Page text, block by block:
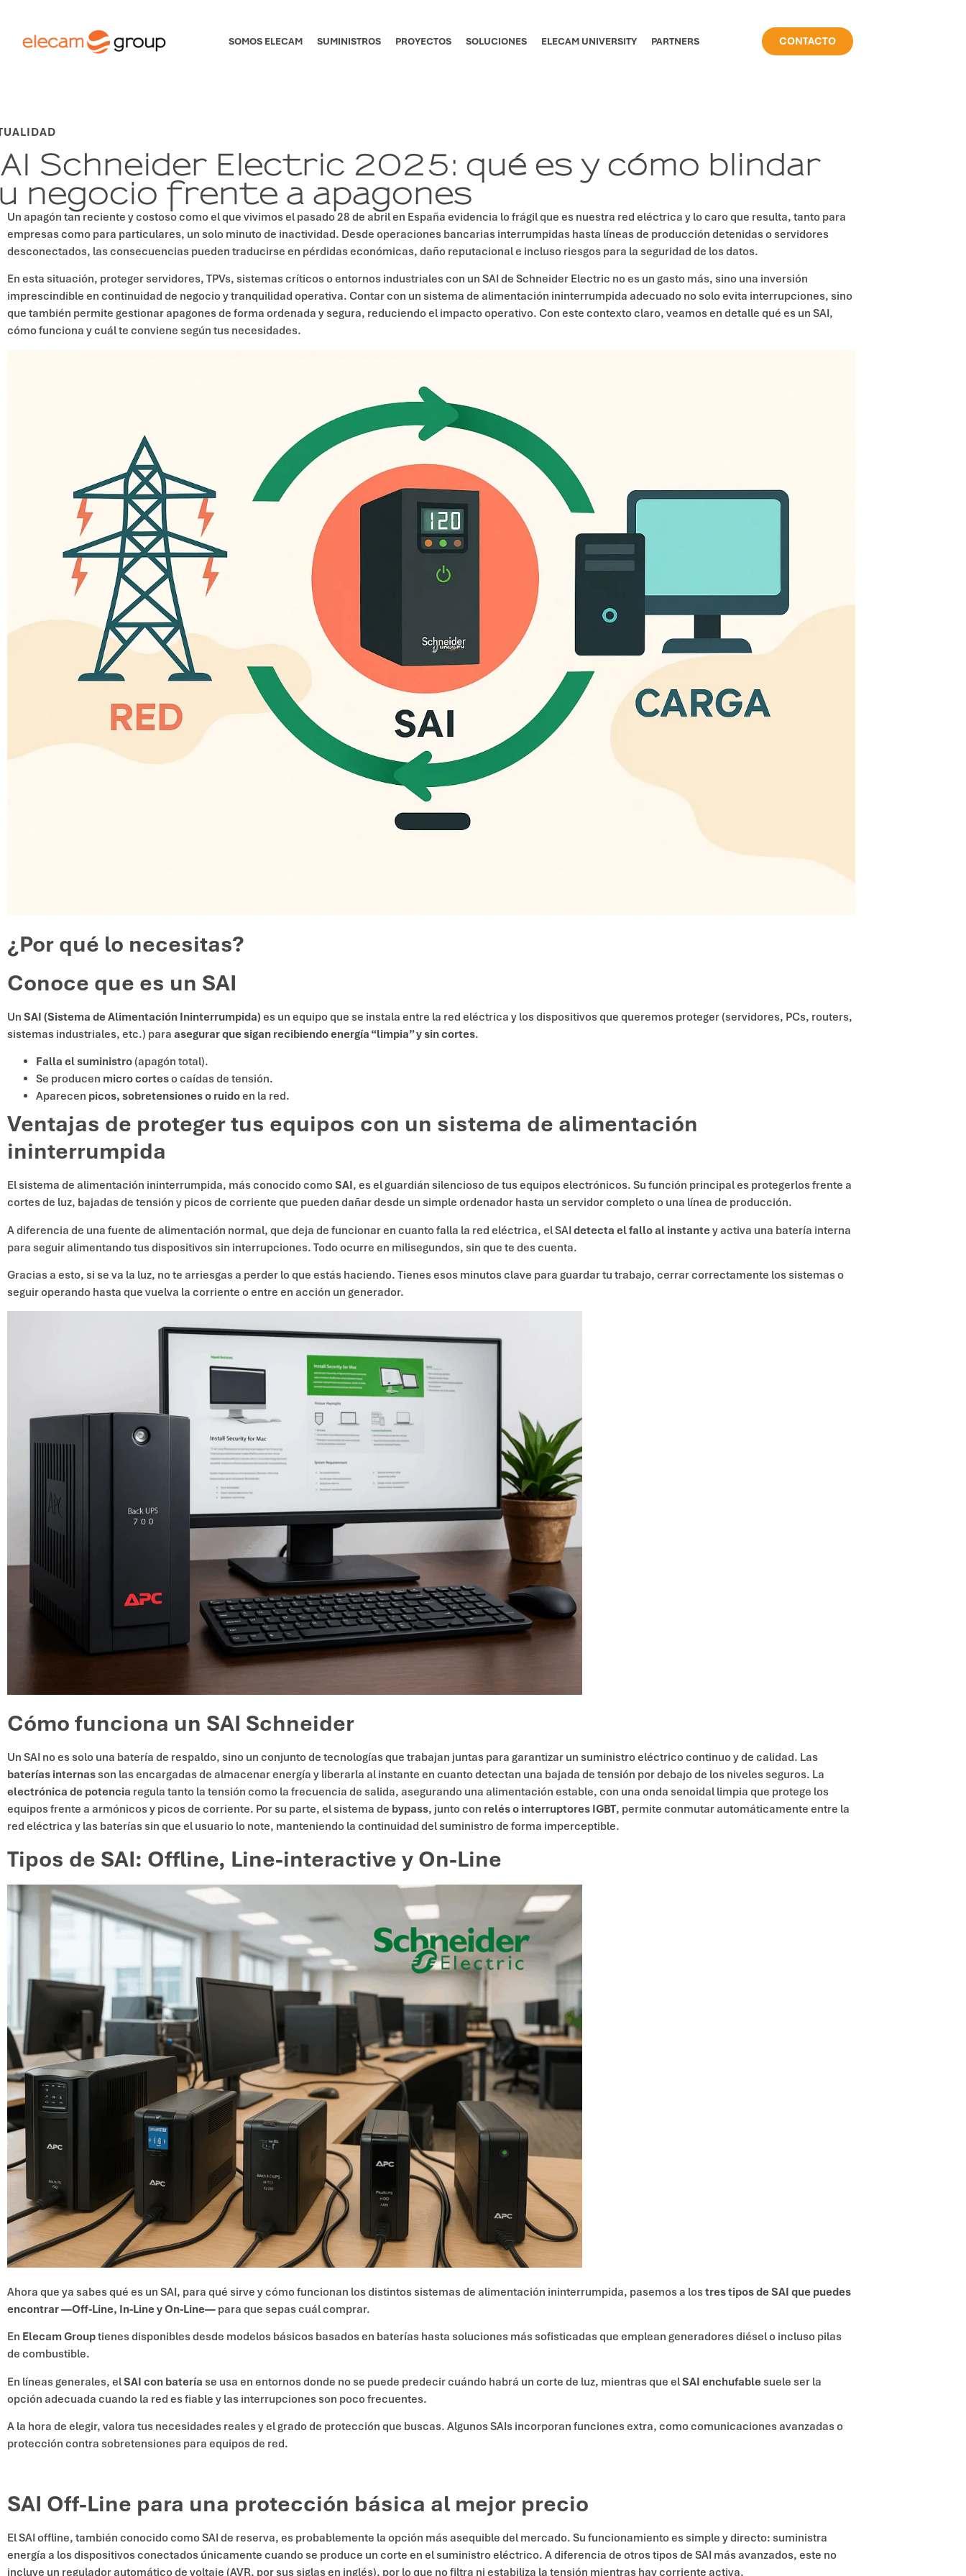
SOMOS ELECAM SUMINISTROS PROYECTOS SOLUCIONES ELECAM UNIVERSITY PARTNERS CONTACTO
Schneider Electric 2025: qué es y cómo blindar
negocio frente a apagones
Un apagón tan reciente y costoso como el que vivimos el pasado 28 de abril en España evidencia lo frágil que es nuestra red eléctrica y lo caro que resulta, tanto para
empresas como para particulares, un solo minuto de inactividad. Desde operaciones bancarias interrumpidas hasta líneas de producción detenidas o servidores
desconectados, las consecuencias pueden traducirse en pérdidas económicas, daño reputacional e incluso riesgos para la seguridad de los datos.
En esta situación, proteger servidores, TPVs, sistemas críticos o entornos industriales con un SAI de Schneider Electric no es un gasto más, sino una inversión
imprescindible en continuidad de negocio y tranquilidad operativa. Contar con un sistema de alimentación ininterrumpida adecuado no solo evita interrupciones, sino
que también permite gestionar apagones de forma ordenada y segura, reduciendo el impacto operativo. Con este contexto claro, veamos en detalle qué es un SAI,
cómo funciona y cuál te conviene según tus necesidades.
¿Por qué lo necesitas?
Conoce que es un SAI
Un SAI (Sistema de Alimentación Ininterrumpida) es un equipo que se instala entre la red eléctrica y los dispositivos que queremos proteger (servidores, PCs, routers,
sistemas industriales, etc.) para asegurar que sigan recibiendo energía “limpia” y sin cortes.
Falla el suministro (apagón total).
Se producen micro corteso caídas de tensión.
Aparecen picos, sobretensiones o ruidoen la red.
Ventajas de proteger tus equipos con un sistema de alimentación
ininterrumpida
El sistema de alimentación ininterrumpida, más conocido comoSAI, es el guardián silencioso de tus equipos electrónicos. Su función principal es protegerlos frente a
cortes de luz, bajadas de tensión y picos de corriente que pueden dañar desde un simple ordenador hasta un servidor completo o una línea de producción.
A diferencia de una fuente de alimentación normal, que deja de funcionar en cuanto falla la red eléctrica, el SAI detecta el fallo al instantey activa una batería interna
para seguir alimentando tus dispositivos sin interrupciones. Todo ocurre en milisegundos, sin que te des cuenta.
Gracias a esto, si se va la luz, no te arriesgas a perder lo que estás haciendo. Tienes esos minutos clave para guardar tu trabajo, cerrar correctamente los sistemas o
seguir operando hasta que vuelva la corriente o entre en acción un generador.
Cómo funciona un SAI Schneider
Un SAI no es solo una batería de respaldo, sino un conjunto de tecnologías que trabajan juntas para garantizar un suministro eléctrico continuo y de calidad. Las
baterías internas son las encargadas de almacenar energía y liberarla al instante en cuanto detectan una bajada de tensión por debajo de los niveles seguros. La
electrónica de potencia regula tanto la tensión como la frecuencia de salida, asegurando una alimentación estable, con una onda senoidal limpia que protege los
equipos frente a armónicos y picos de corriente. Por su parte, el sistema de bypass, junto con relés o interruptores IGBT, permite conmutar automáticamente entre la
red eléctrica y las baterías sin que el usuario lo note, manteniendo la continuidad del suministro de forma imperceptible.
Tipos de SAI: Offline, Line-interactive y On-Line
Ahora que ya sabes qué es un SAI, para qué sirve y cómo funcionan los distintos sistemas de alimentación ininterrumpida, pasemos a lostres tipos de SAI que puedes
encontrar —Off-Line, In-Line y On-Line— para que sepas cuál comprar.
En Elecam Grouptienes disponibles desde modelos básicos basados en baterías hasta soluciones más sofisticadas que emplean generadores diésel o incluso pilas
de combustible.
En líneas generales, elSAI con batería se usa en entornos donde no se puede predecir cuándo habrá un corte de luz, mientras que elSAI enchufable suele ser la
opción adecuada cuando la red es fiable y las interrupciones son poco frecuentes.
A la hora de elegir, valora tus necesidades reales y el grado de protección que buscas. Algunos SAIs incorporan funciones extra, como comunicaciones avanzadas o
protección contra sobretensiones para equipos de red.
SAI Off-Line para una protección básica al mejor precio
El SAI offline, también conocido como SAI de reserva, es probablemente la opción más asequible del mercado. Su funcionamiento es simple y directo: suministra
energía a los dispositivos conectados únicamente cuando se produce un corte en el suministro eléctrico. A diferencia de otros tipos de SAI más avanzados, este no
incluye un regulador automático de voltaje (AVR, por sus siglas en inglés), por lo que no filtra ni estabiliza la tensión mientras hay corriente activa.